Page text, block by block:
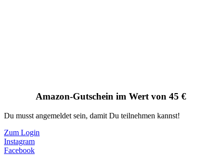
Amazon-Gutschein im Wert von 45 €
Du musst angemeldet sein, damit Du teilnehmen kannst!
Zum Login
Instagram
Facebook